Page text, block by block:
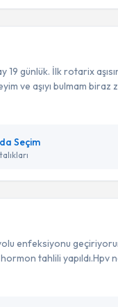
19 günlük. İlk rotarix
ve aşıyı bulmam biraz
Seçim
enfeksiyonu
tahlili yapıldı.Hpv